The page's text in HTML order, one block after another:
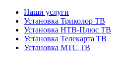
Наши услуги
Установка Триколор ТВ
Установка НТВ-Плюс ТВ
Установка Телекарта ТВ
Установка МТС ТВ